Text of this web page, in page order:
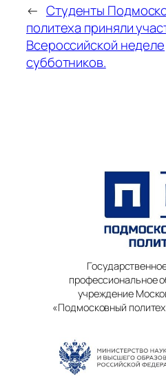
← Студенты
политеха приняли
Всероссийской неделе
субботников.
профессиональное
учреждение
«Подмосковный